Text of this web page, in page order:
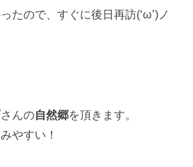
たので、すぐに後日再訪(‘ω’)ノ
さんの自然郷を頂きます。
やすい！